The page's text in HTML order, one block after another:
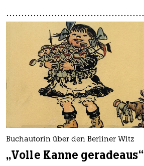
Buchautorin über den Berliner Witz
„Volle Kanne geradeaus“